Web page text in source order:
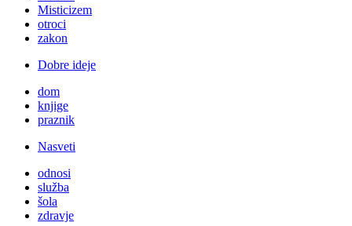
Misticizem
otroci
zakon
Dobre ideje
dom
knjige
praznik
Nasveti
odnosi
služba
šola
zdravje